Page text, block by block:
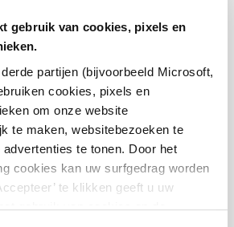
gebruik van cookies, pixels en
partijen (bijvoorbeeld Microsoft,
cookies, pixels en
om onze website
te maken, websitebezoeken te
te tonen. Door het
cookies kan uw surfgedrag worden
te klikken geeft u uw
gebruik van cookies en de
dit gerenommeerde Nederlandse
samen met marktleiders om
te bieden voor de juridische
cliënten.
www.kvdl.com